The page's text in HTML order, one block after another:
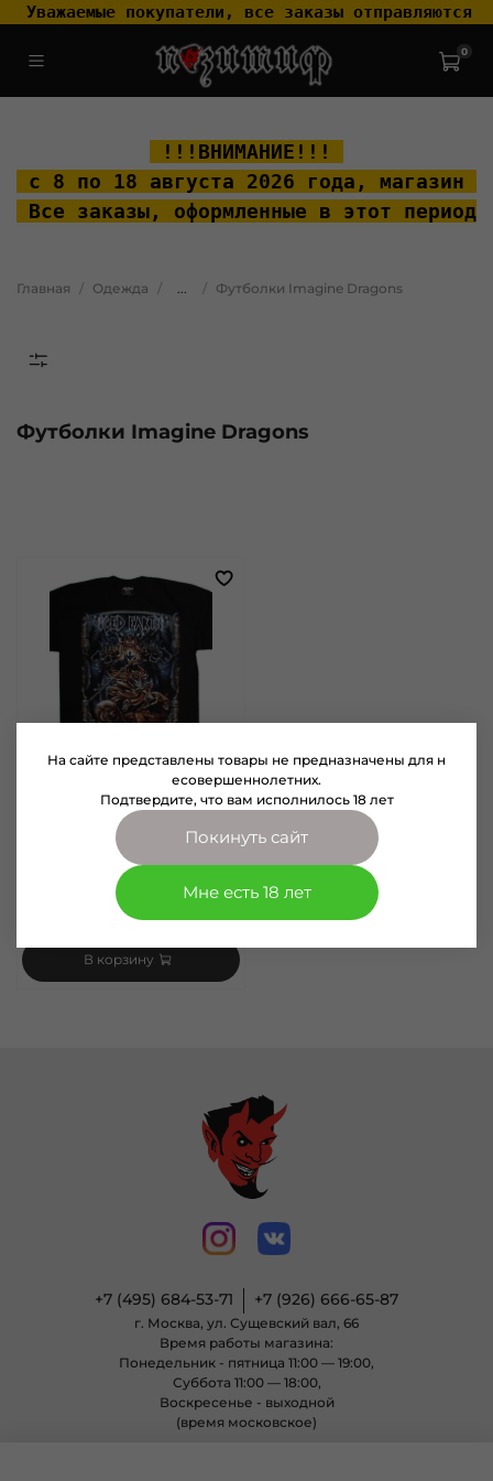
Уважаемые покупатели, все заказы отправляются
0
!!!ВНИМАНИЕ!!!
с 8 по 18 августа 2026 года, магазин
Все заказы, оформленные в этот
Главная Одежда Футболки Imagine Dragons
Футболки Imagine Dragons
1005374
Футболка Iced Earth
L
В корзину
+7 (495) 684-53-71 +7 (926) 666-65-87
г. Москва, ул. Сущевский вал, 66
Время работы магазина:
Понедельник - пятница 11:00 — 19:00,
Суббота 11:00 — 18:00,
Воскресенье - выходной
(время московское)
На сайте представлены товары не предназначены для н
есовершеннолетних.
Подтвердите, что вам исполнилось 18 лет
Покинуть сайт
Мне есть 18 лет